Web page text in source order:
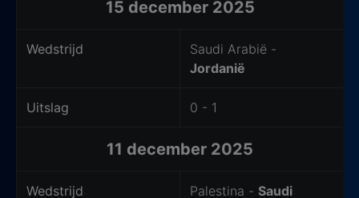
15 december 2025
Wedstrijd
Saudi Arabië -
Jordanië
Uitslag 0 - 1
11 december 2025
Wedstrijd Palestina - Saudi